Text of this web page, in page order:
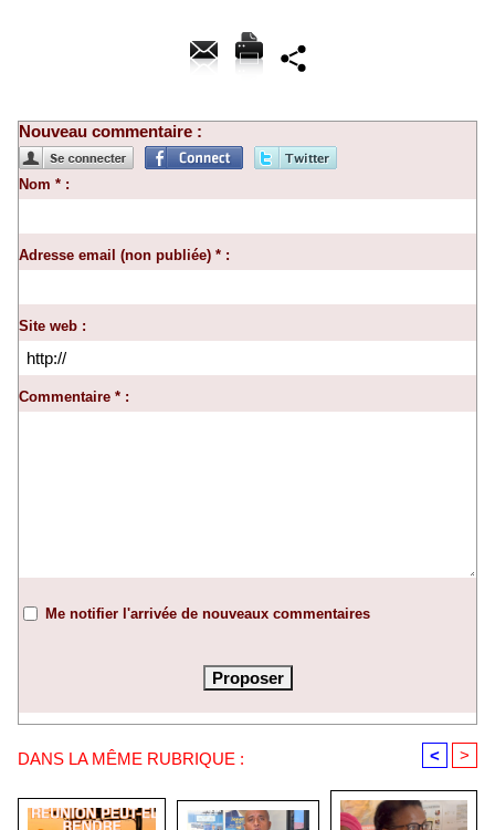
Nouveau commentaire :
Nom * :
Adresse email (non publiée) * :
Site web :
Commentaire * :
Me notifier l'arrivée de nouveaux commentaires
DANS LA MÊME RUBRIQUE : < >